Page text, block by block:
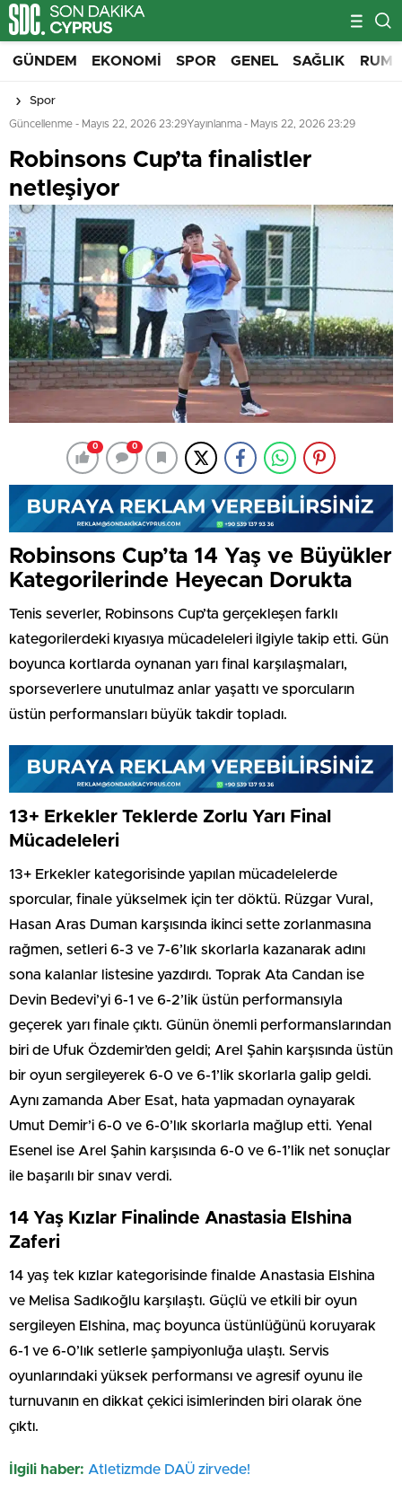
GÜNDEM EKONOMI SPOR GENEL SAĞLIK RUM
Spor
Güncellenme - Mayıs 22, 2026 23:29Yayınlanma - Mayıs 22, 2026 23:29
Robinsons Cup’ta finalistler
netleşiyor
0 0
Robinsons Cup’ta 14 Yaş ve Büyükler
Kategorilerinde Heyecan Dorukta
Tenis severler, Robinsons Cup’ta gerçekleşen farklı
kategorilerdeki kıyasıya mücadeleleri ilgiyle takip etti. Gün
boyunca kortlarda oynanan yarı final karşılaşmaları,
sporseverlere unutulmaz anlar yaşattı ve sporcuların
üstün performansları büyük takdir topladı.
13+ Erkekler Teklerde Zorlu Yarı Final
Mücadeleleri
13+ Erkekler kategorisinde yapılan mücadelelerde
sporcular, finale yükselmek için ter döktü. Rüzgar Vural,
Hasan Aras Duman karşısında ikinci sette zorlanmasına
rağmen, setleri 6-3 ve 7-6’lık skorlarla kazanarak adını
sona kalanlar listesine yazdırdı. Toprak Ata Candan ise
Devin Bedevi’yi 6-1 ve 6-2’lik üstün performansıyla
geçerek yarı finale çıktı. Günün önemli performanslarından
biri de Ufuk Özdemir’den geldi; Arel Şahin karşısında üstün
bir oyun sergileyerek 6-0 ve 6-1’lik skorlarla galip geldi.
Aynı zamanda Aber Esat, hata yapmadan oynayarak
Umut Demir’i 6-0 ve 6-0’lık skorlarla mağlup etti. Yenal
Esenel ise Arel Şahin karşısında 6-0 ve 6-1’lik net sonuçlar
ile başarılı bir sınav verdi.
14 Yaş Kızlar Finalinde Anastasia Elshina
Zaferi
14 yaş tek kızlar kategorisinde finalde Anastasia Elshina
ve Melisa Sadıkoğlu karşılaştı. Güçlü ve etkili bir oyun
sergileyen Elshina, maç boyunca üstünlüğünü koruyarak
6-1 ve 6-0’lık setlerle şampiyonluğa ulaştı. Servis
oyunlarındaki yüksek performansı ve agresif oyunu ile
turnuvanın en dikkat çekici isimlerinden biri olarak öne
çıktı.
İlgili haber: Atletizmde DAÜ zirvede!